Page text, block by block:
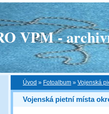
VPM -
Úvod » Fotoalbum » Vojenská
Vojenská pietní místa